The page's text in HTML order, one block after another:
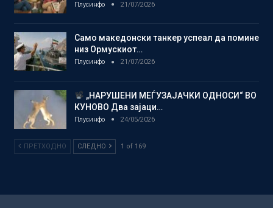
Плусинфо 21/07/2026
Само македонски танкер успеал да помине
низ Ормускиот…
Плусинфо 21/07/2026
„НАРУШЕНИ МЕЃУЗАЈАЧКИ ОДНОСИ“ ВО
КУНОВО Два зајаци…
Плусинфо 24/05/2026
ПРЕТХОДНО СЛЕДНО 1 of 169